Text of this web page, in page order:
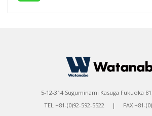
5-12-314 Suguminami Kasuga Fukuoka
TEL +81-(0)92-592-5522 | FAX +81-